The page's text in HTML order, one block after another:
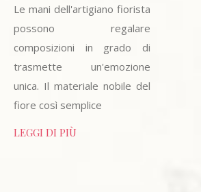
Le mani dell'artigiano fiorista
possono regalare
composizioni in grado di
trasmette un'emozione
unica. Il materiale nobile del
fiore così semplice
LEGGI DI PIÙ